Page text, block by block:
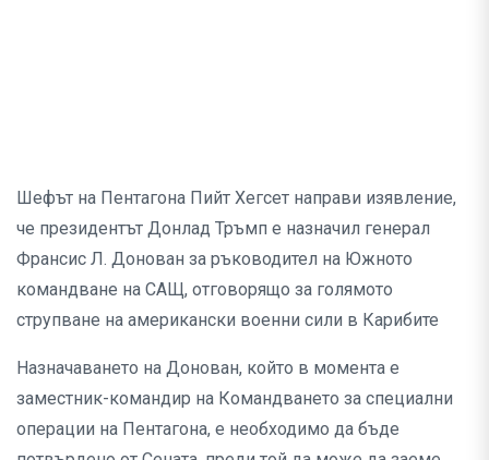
Шефът на Пентагона Пийт Хегсет направи изявление,
че президентът Донлад Тръмп е назначил генерал
Франсис Л. Донован за ръководител на Южното
командване на САЩ, отговорящо за голямото
струпване на американски военни сили в Карибите
Назначаването на Донован, който в момента е
заместник-командир на Командването за специални
операции на Пентагона, е необходимо да бъде